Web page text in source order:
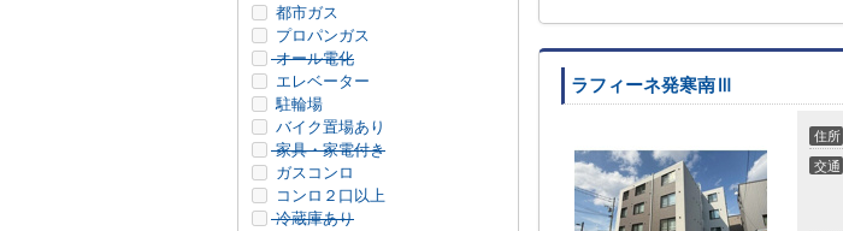
ラフィーネ発寒南Ⅲ
住所
交通
都市ガス
プロパンガス
オール電化
エレベーター
駐輪場
バイク置場あり
家具・家電付き
ガスコンロ
コンロ２口以上
冷蔵庫あり